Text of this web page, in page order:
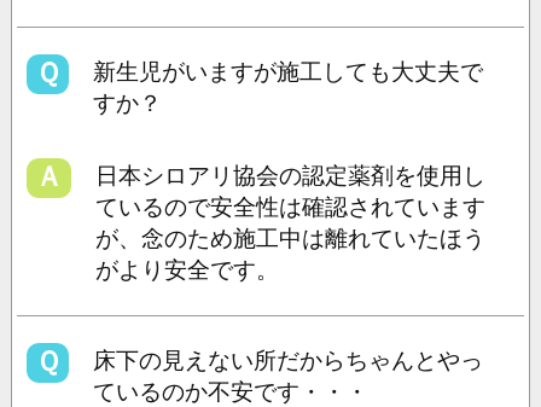
Ｑ
新生児がいますが施工しても大丈夫で
すか？
Ａ
日本シロアリ協会の認定薬剤を使用し
ているので安全性は確認されています
が、念のため施工中は離れていたほう
がより安全です。
Ｑ
床下の見えない所だからちゃんとやっ
ているのか不安です・・・